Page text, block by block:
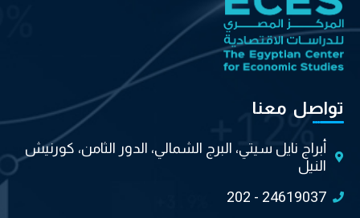
تواصل معنا
أبراج نايل سيتي، البرج الشمالي، الدور الثامن، كورنيش
النيل
202 - 24619037